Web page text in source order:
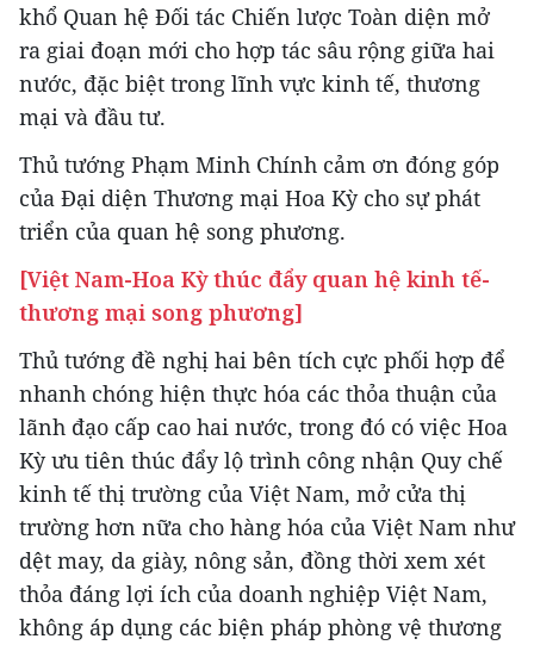
khổ Quan hệ Đối tác Chiến lược Toàn diện mở
ra giai đoạn mới cho hợp tác sâu rộng giữa hai
nước, đặc biệt trong lĩnh vực kinh tế, thương
mại và đầu tư.
Thủ tướng Phạm Minh Chính cảm ơn đóng góp
của Đại diện Thương mại Hoa Kỳ cho sự phát
triển của quan hệ song phương.
[Việt Nam-Hoa Kỳ thúc đẩy quan hệ kinh tế-
thương mại song phương]
Thủ tướng đề nghị hai bên tích cực phối hợp để
nhanh chóng hiện thực hóa các thỏa thuận của
lãnh đạo cấp cao hai nước, trong đó có việc Hoa
Kỳ ưu tiên thúc đẩy lộ trình công nhận Quy chế
kinh tế thị trường của Việt Nam, mở cửa thị
trường hơn nữa cho hàng hóa của Việt Nam như
dệt may, da giày, nông sản, đồng thời xem xét
thỏa đáng lợi ích của doanh nghiệp Việt Nam,
không áp dụng các biện pháp phòng vệ thương